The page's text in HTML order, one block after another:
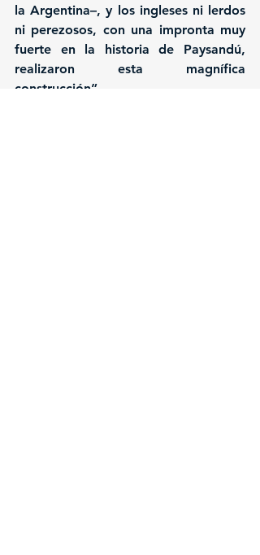
la Argentina–, y los ingleses ni lerdos
ni perezosos, con una impronta muy
fuerte en la historia de Paysandú,
realizaron esta magnífica
construcción”.